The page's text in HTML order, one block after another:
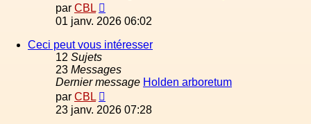
par CBL
le
message
01 janv. 2026 06:02
Ceci peut vous intéresser
12 Sujets
23 Messages
Dernier message Holden arboretum
par CBL
le
23 janv. 2026 07:28